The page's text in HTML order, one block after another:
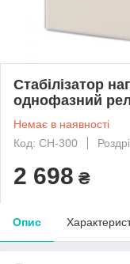
Стабілізатор
однофазний
Немає в наявності
Код: СН-300
2 698 ₴
Опис